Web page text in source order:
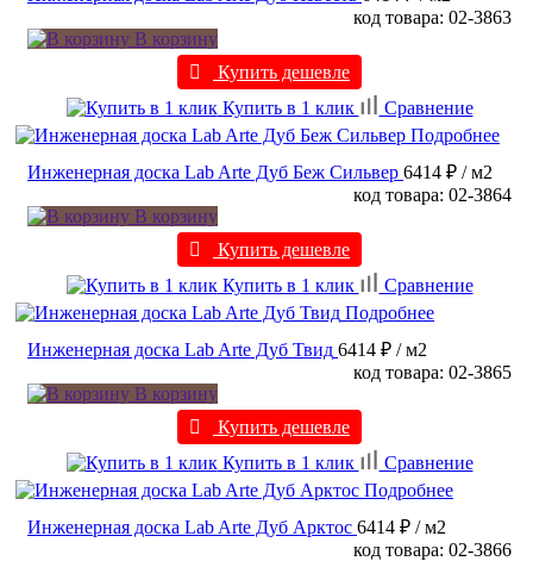
код товара: 02-3863
В корзину
Купить дешевле
Купить в 1 клик
Сравнение
Подробнее
Инженерная доска Lab Arte Дуб Беж Сильвер 6414 ₽ / м2
код товара: 02-3864
В корзину
Купить дешевле
Купить в 1 клик
Сравнение
Подробнее
Инженерная доска Lab Arte Дуб Твид 6414 ₽ / м2
код товара: 02-3865
В корзину
Купить дешевле
Купить в 1 клик
Сравнение
Подробнее
Инженерная доска Lab Arte Дуб Арктос 6414 ₽ / м2
код товара: 02-3866